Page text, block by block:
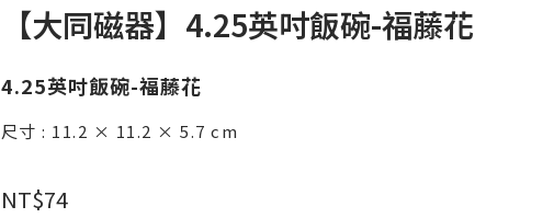
【大同磁器】4.25英吋飯碗-福藤花
4.25英吋飯碗-福藤花
尺寸 : 11.2 × 11.2 × 5.7 cm
NT$74